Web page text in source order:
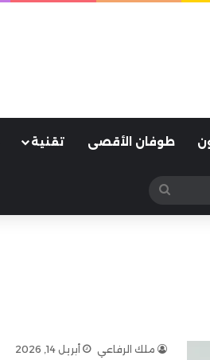
طوفان الأقصى تقنية
بحث
عن
ملك الرفاعي أبريل 14, 2026